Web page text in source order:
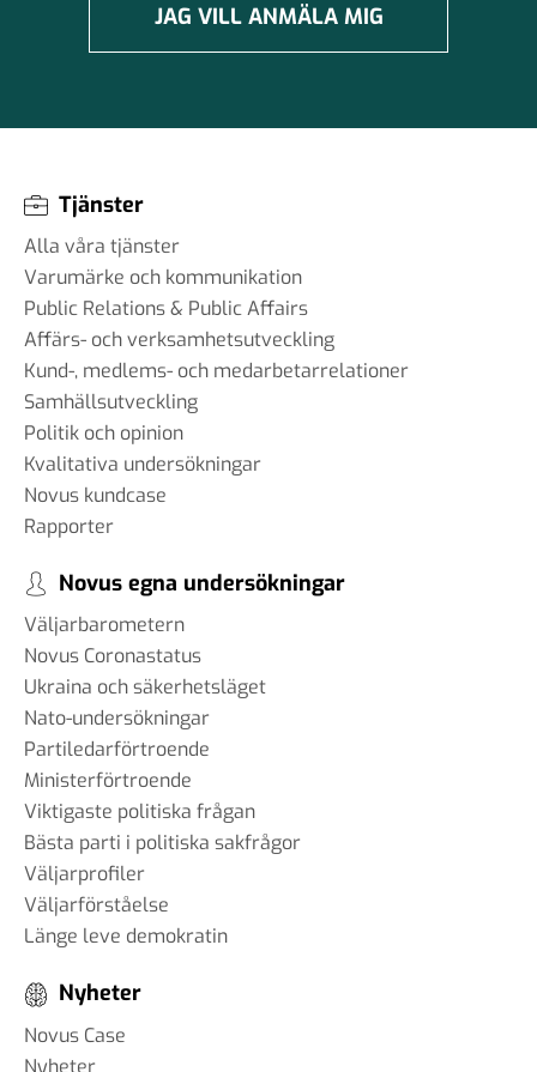
JAG VILL ANMÄLA MIG
Tjänster
Alla våra tjänster
Varumärke och kommunikation
Public Relations & Public Affairs
Affärs- och verksamhetsutveckling
Kund-, medlems- och medarbetarrelationer
Samhällsutveckling
Politik och opinion
Kvalitativa undersökningar
Novus kundcase
Rapporter
Novus egna undersökningar
Väljarbarometern
Novus Coronastatus
Ukraina och säkerhetsläget
Nato-undersökningar
Partiledarförtroende
Ministerförtroende
Viktigaste politiska frågan
Bästa parti i politiska sakfrågor
Väljarprofiler
Väljarförståelse
Länge leve demokratin
Nyheter
Novus Case
Nyheter